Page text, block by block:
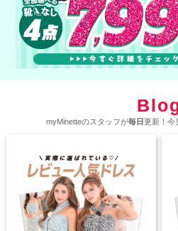
myMinetteのスタッフが毎日更新！今